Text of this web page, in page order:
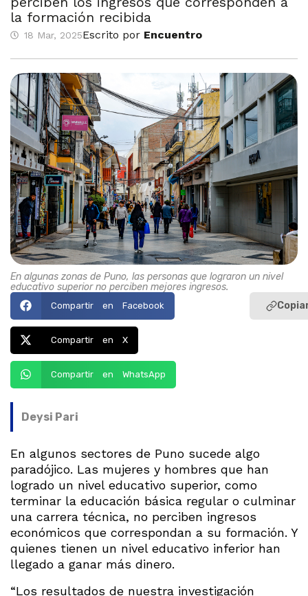
la formación recibida
18 Mar, 2025Escrito por Encuentro
En algunas zonas de Puno, las personas que lograron un nivel
educativo superior no perciben mejores ingresos.
Compartir en Facebook
Compartir en X
Compartir en WhatsApp
Deysi Pari
En algunos sectores de Puno sucede algo
paradójico. Las mujeres y hombres que han
logrado un nivel educativo superior, como
terminar la educación básica regular o culminar
una carrera técnica, no perciben ingresos
económicos que correspondan a su formación. Y
quienes tienen un nivel educativo inferior han
llegado a ganar más dinero.
“Los resultados de nuestra investigación